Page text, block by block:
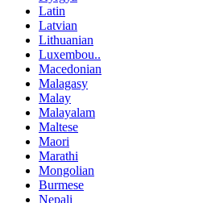
Latin
Latvian
Lithuanian
Luxembou..
Macedonian
Malagasy
Malay
Malayalam
Maltese
Maori
Marathi
Mongolian
Burmese
Nepali